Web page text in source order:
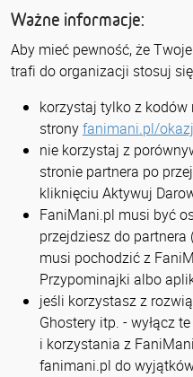
Ważne informacje:
Aby mieć pewność, że
trafi do organizacji stosuj
korzystaj tylko z
stronyfanimani.pl/
nie korzystaj z
stronie partnera po
kliknięciu Aktywuj
FaniMani.pl musi być
przejdziesz do
musi pochodzić z
Przypominajki albo
jeśli korzystasz z
Ghostery itp. - wyłącz
i korzystania z
fanimani.pl do